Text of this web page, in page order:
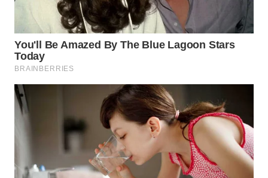
SERDANG
WN
TEBING
TINGGI
PAKPAK
KARAWANG